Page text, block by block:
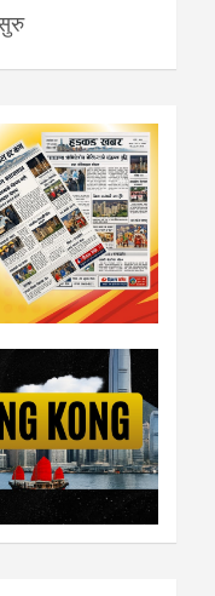
सुरु